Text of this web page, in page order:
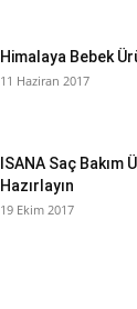
Himalaya Bebek
11 Haziran 2017
ISANA Saç Bakım
Hazırlayın
19 Ekim 2017